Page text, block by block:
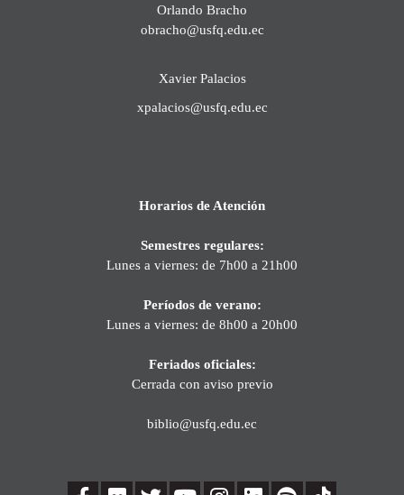
Orlando Bracho
obracho@usfq.edu.ec
Xavier Palacios
xpalacios@usfq.edu.ec
Horarios de Atención
Semestres regulares:
Lunes a viernes: de 7h00 a 21h00
Períodos de verano:
Lunes a viernes: de 8h00 a 20h00
Feriados oficiales:
Cerrada con aviso previo
biblio@usfq.edu.ec